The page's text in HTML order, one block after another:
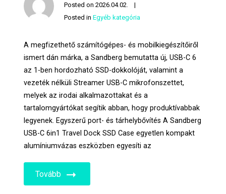
Posted on2026.04.02.
Posted inEgyéb kategória
A megfizethető számítógépes- és mobilkiegészítőiről
ismert dán márka, a Sandberg bemutatta új, USB-C 6
az 1-ben hordozható SSD-dokkolóját, valamint a
vezeték nélküli Streamer USB-C mikrofonszettet,
melyek az irodai alkalmazottakat és a
tartalomgyártókat segítik abban, hogy produktívabbak
legyenek. Egyszerű port- és tárhelybővítés A Sandberg
USB-C 6in1 Travel Dock SSD Case egyetlen kompakt
alumíniumvázas eszközben egyesíti az
Tovább